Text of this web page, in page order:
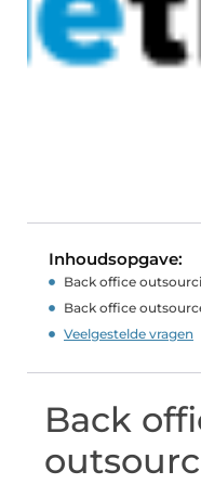
Inhoudsopgave:
Back office
Back office
Veelgestelde vragen
Back